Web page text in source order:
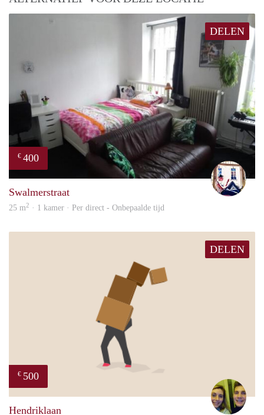
DELEN
€ 400
Swalmerstraat
25 m2 · 1 kamer · Per direct - Onbepaalde tijd
DELEN
€ 500
Hendriklaan